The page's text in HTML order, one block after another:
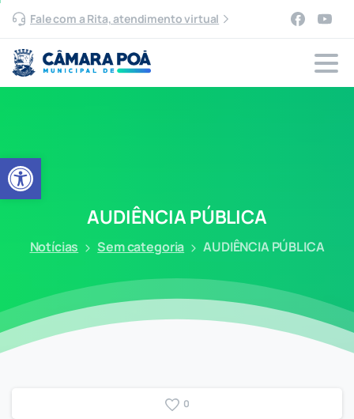
Abrir a barra de ferramentas
Fale com a Rita, atendimento virtual
AUDIÊNCIAPÚBLICA
Notícias Sem categoria AUDIÊNCIA PÚBLICA
0